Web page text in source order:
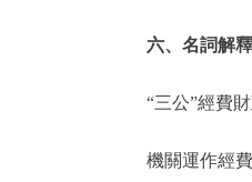
六、名詞解釋
“三公”經費財
機關運作經費